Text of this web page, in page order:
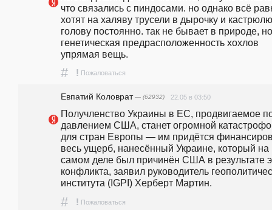
что связались с пиндосами. но однако всё
хотят на халяву трусели в дырочку и
голову постоянно. так не бывает в природе, но
генетическая предрасположенность хохлов
упрямая вещь.
# ! Пожаловаться
Евпатий Коловрат— (62932) 22.05 в 03:50
Получленство Украины в ЕС, продвигаемое
давлением США, станет огромной
для стран Европы — им придётся
весь ущерб, нанесённый Украине, который на
самом деле был причинён США в результате
конфликта, заявил руководитель
института (IGPI) Херберт Мартин.
# ! Пожаловаться